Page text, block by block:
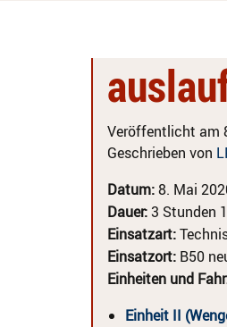
Veröffentlicht am
Geschrieben von
Datum:8. Mai
Dauer:3 Stunden
Einsatzart:
Einsatzort: B50
Einheiten und
Einheit II